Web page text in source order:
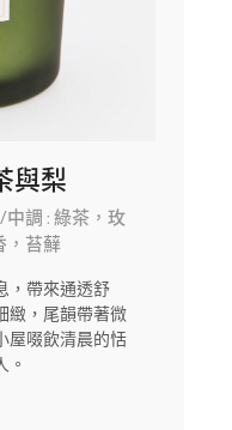
與梨
調 : 綠茶，玫
，苔蘚
，帶來通透舒
緻，尾韻帶著微
屋啜飲清晨的恬
。